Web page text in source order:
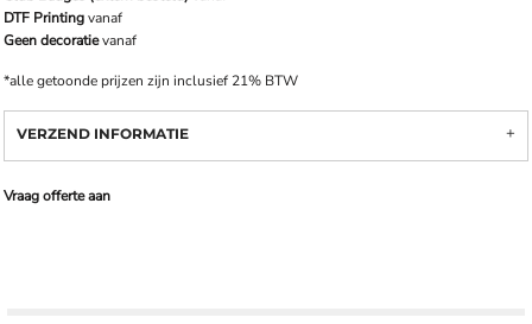
DTF Printingvanaf
Geen decoratievanaf
*alle getoonde prijzen zijn inclusief 21% BTW
VERZEND INFORMATIE
Vraag offerte aan